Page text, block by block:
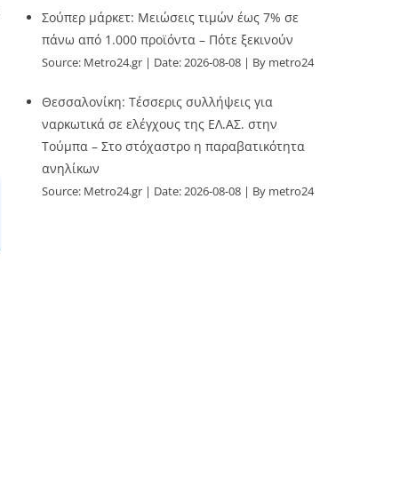
Σούπερ μάρκετ: Μειώσεις τιμών έως 7% σε
πάνω από 1.000 προϊόντα – Πότε ξεκινούν
Source: Metro24.gr Date: 2026-08-08 By metro24
Θεσσαλονίκη: Τέσσερις συλλήψεις για
ναρκωτικά σε ελέγχους της ΕΛ.ΑΣ. στην
Τούμπα – Στο στόχαστρο η παραβατικότητα
ανηλίκων
Source: Metro24.gr Date: 2026-08-08 By metro24